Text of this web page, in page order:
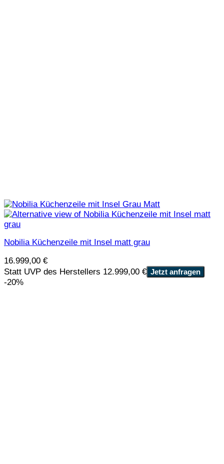
Nobilia Küchenzeile mit Insel matt grau
16.999,00 €
Statt UVP des Herstellers 12.999,00 € Jetzt anfragen
-20%